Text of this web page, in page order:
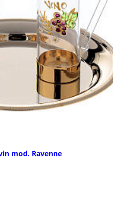
mod. Ravenne